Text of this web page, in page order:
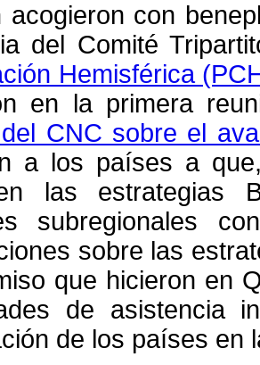
acogieron con
del Comité
Hemisférica
en la primera
CNC sobre el
a los países a
las estrategias
subregionales
sobre las
que hicieron en
de asistencia
de los países en